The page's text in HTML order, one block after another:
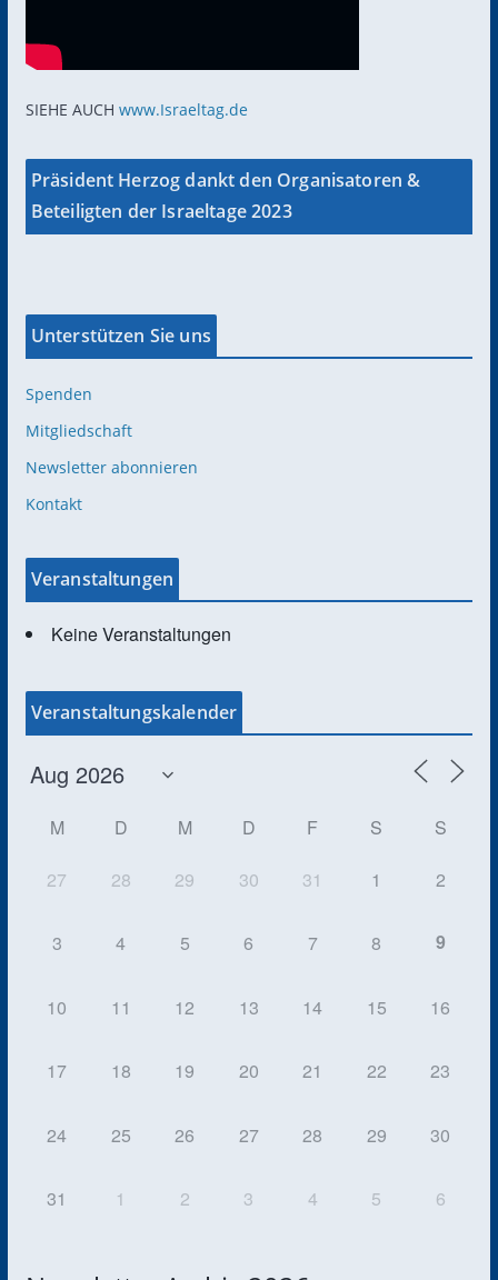
SIEHE AUCH www.Israeltag.de
Präsident Herzog dankt den Organisatoren &
Beteiligten der Israeltage 2023
Unterstützen Sie uns
Spenden
Mitgliedschaft
Newsletter abonnieren
Kontakt
Veranstaltungen
Keine Veranstaltungen
Veranstaltungskalender
M D M D F S S
27 28 29 30 31 1 2
3 4 5 6 7 8 9
10 11 12 13 14 15 16
17 18 19 20 21 22 23
24 25 26 27 28 29 30
31 1 2 3 4 5 6